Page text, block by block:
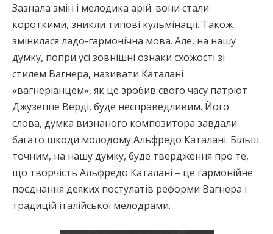
Зазнала змін і мелодика арій: вони стали
короткими, зникли типові кульмінації. Також
змінилася ладо-гармонічна мова. Але, на нашу
думку, попри усі зовнішні ознаки схожості зі
стилем Вагнера, називати Каталані
«вагнеріанцем», як це зробив свого часу патріот
Джузеппе Верді, буде несправедливим. Його
слова, думка визнаного композитора завдали
багато шкоди молодому Альфредо Каталані. Більш
точним, на нашу думку, буде твердження про те,
що творчість Альфредо Каталані – це гармонійне
поєднання деяких постулатів реформи Вагнера і
традицій італійської мелодрами.